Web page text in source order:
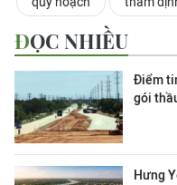
ĐỌC NHIỀU
Điểm
gói
Hưng